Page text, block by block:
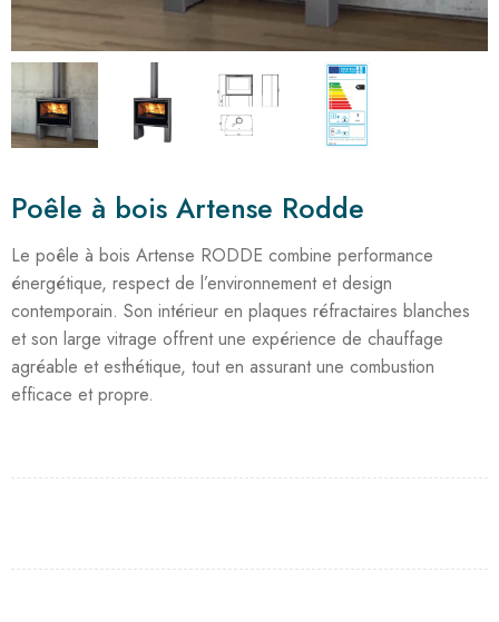
Poêle à bois Artense Rodde
Le poêle à bois Artense RODDE combine performance
énergétique, respect de l’environnement et design
contemporain. Son intérieur en plaques réfractaires blanches
et son large vitrage offrent une expérience de chauffage
agréable et esthétique, tout en assurant une combustion
efficace et propre.